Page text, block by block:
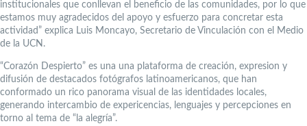
institucionales que conllevan el beneficio de las comunidades, por lo que
estamos muy agradecidos del apoyo y esfuerzo para concretar esta
actividad” explica Luis Moncayo, Secretario de Vinculación con el Medio
de la UCN.
“Corazón Despierto” es una una plataforma de creación, expresion y
difusión de destacados fotógrafos latinoamericanos, que han
conformado un rico panorama visual de las identidades locales,
generando intercambio de expericencias, lenguajes y percepciones en
torno al tema de “la alegría”.